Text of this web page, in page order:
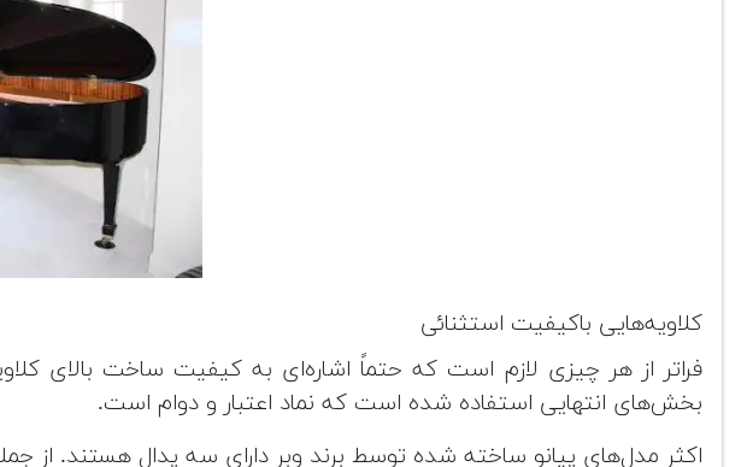
کلاویه‌هایی باکیفیت استثنائی
فراتر از هر چیزی لازم است که حتماً اشاره‌ای به کیفیت ساخت بالای
بخش‌های انتهایی استفاده شده است که نماد اعتبار و دوام است.
اکثر مدل‌های پیانو ساخته شده توسط برند وبر دارای سه پدال هستند. از